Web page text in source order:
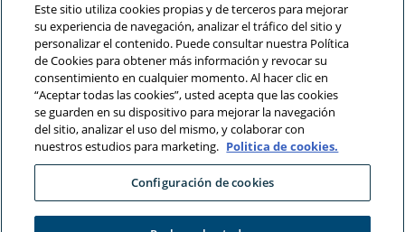
Contadores
Contacto
Fundaciones ESAL
Aliados
Este sitio utiliza cookies propias y de terceros para mejorar
su experiencia de navegación, analizar el tráfico del sitio y
personalizar el contenido. Puede consultar nuestra Política
de Cookies para obtener más información y revocar su
consentimiento en cualquier momento. Al hacer clic en
“Aceptar todas las cookies”, usted acepta que las cookies
se guarden en su dispositivo para mejorar la navegación
del sitio, analizar el uso del mismo, y colaborar con
nuestros estudios para marketing. Politica de cookies.
Configuración de cookies